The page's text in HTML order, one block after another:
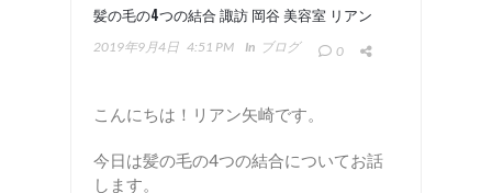
髪の毛の4つの結合 諏訪 岡谷 美容室 リアン
2019年9月4日 4:51 PM In ブログ 0
こんにちは！リアン矢崎です。
今日は髪の毛の4つの結合についてお話
します。